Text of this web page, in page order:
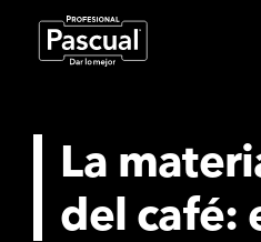
La
del café: